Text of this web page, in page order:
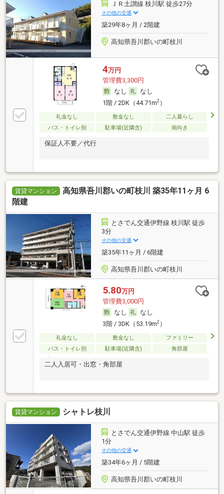
ＪＲ土讃線 枝川駅 徒歩27分
その他の交通
築29年8ヶ月 / 2階建
高知県吾川郡いの町枝川
4万円
管理費3,300円
なし
なし
1階 / 2DK（44.71m2）
礼金なし 敷金なし
二人暮らし
バス・トイレ別
駐車場(近隣含) 南向き
保証人不要／代行
賃貸マンション
高知県吾川郡いの町枝川 築35年11ヶ月 6
階建
とさでん交通伊野線 枝川駅 徒歩
3分
その他の交通
築35年11ヶ月 / 6階建
高知県吾川郡いの町枝川
5.80万円
管理費3,000円
なし
なし
3階 / 3DK（53.19m2）
礼金なし 敷金なし
ファミリー
バス・トイレ別
駐車場(近隣含) 角部屋
二人入居可・出窓・角部屋
賃貸マンション シャトレ枝川
とさでん交通伊野線 中山駅 徒歩
1分
その他の交通
築34年6ヶ月 / 5階建
高知県吾川郡いの町枝川